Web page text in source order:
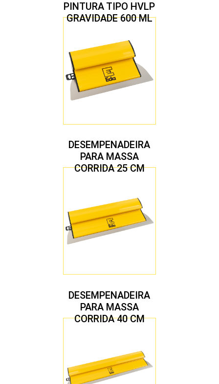
PINTURA TIPO HVLP
GRAVIDADE 600 ML
1,7 MM
DESEMPENADEIRA
PARA MASSA
CORRIDA 25 CM
DESEMPENADEIRA
PARA MASSA
CORRIDA 40 CM